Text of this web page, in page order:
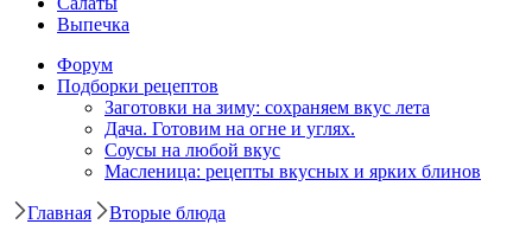
Выпечка
Форум
Подборки рецептов
Заготовки на зиму: сохраняем вкус лета
Дача. Готовим на огне и углях.
Соусы на любой вкус
Масленица: рецепты вкусных и ярких блинов
Главная Вторые блюда